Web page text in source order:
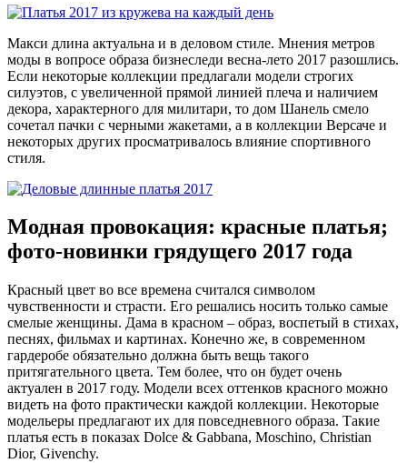
Макси длина актуальна и в деловом стиле. Мнения метров
моды в вопросе образа бизнеследи весна-лето 2017 разошлись.
Если некоторые коллекции предлагали модели строгих
силуэтов, с увеличенной прямой линией плеча и наличием
декора, характерного для милитари, то дом Шанель смело
сочетал пачки с черными жакетами, а в коллекции Версаче и
некоторых других просматривалось влияние спортивного
стиля.
Модная провокация: красные платья;
фото-новинки грядущего 2017 года
Красный цвет во все времена считался символом
чувственности и страсти. Его решались носить только самые
смелые женщины. Дама в красном – образ, воспетый в стихах,
песнях, фильмах и картинах. Конечно же, в современном
гардеробе обязательно должна быть вещь такого
притягательного цвета. Тем более, что он будет очень
актуален в 2017 году. Модели всех оттенков красного можно
видеть на фото практически каждой коллекции. Некоторые
модельеры предлагают их для повседневного образа. Такие
платья есть в показах Dolce & Gabbana, Moschino, Christian
Dior, Givenchy.